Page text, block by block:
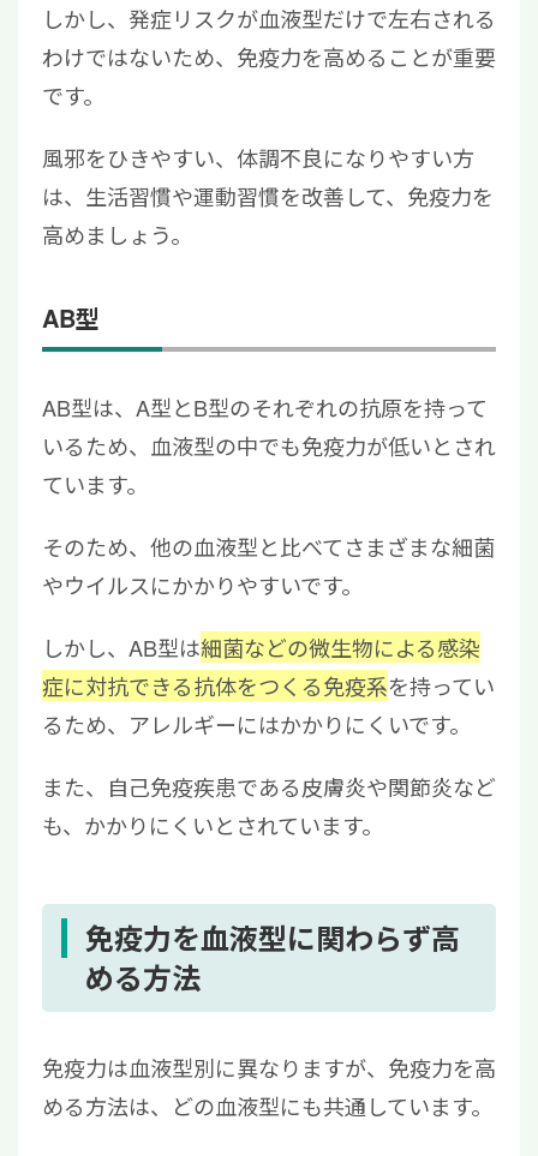
しかし、発症リスクが血液型だけで左右される
わけではないため、免疫力を高めることが重要
です。
風邪をひきやすい、体調不良になりやすい方
は、生活習慣や運動習慣を改善して、免疫力を
高めましょう。
AB型
AB型は、A型とB型のそれぞれの抗原を持って
いるため、血液型の中でも免疫力が低いとされ
ています。
そのため、他の血液型と比べてさまざまな細菌
やウイルスにかかりやすいです。
しかし、AB型は細菌などの微生物による感染
症に対抗できる抗体をつくる免疫系を持ってい
るため、アレルギーにはかかりにくいです。
また、自己免疫疾患である皮膚炎や関節炎など
も、かかりにくいとされています。
免疫力を血液型に関わらず高
める方法
免疫力は血液型別に異なりますが、免疫力を高
める方法は、どの血液型にも共通しています。